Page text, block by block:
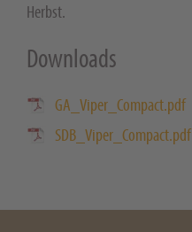
Herbst.
Downloads
GA_Viper_Compact.pdf
SDB_Viper_Compact.pdf